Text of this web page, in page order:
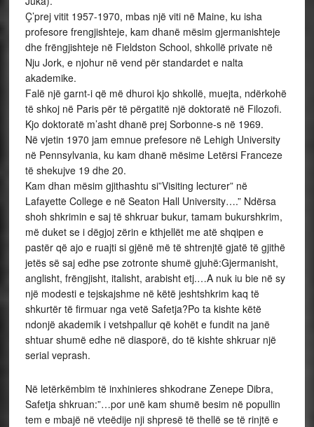
Ç’prej vitit 1957-1970, mbas një viti në Maine, ku isha
profesore frengjishteje, kam dhanë mësim gjermanishteje
dhe frëngjishteje në Fieldston School, shkollë private në
Nju Jork, e njohur në vend për standardet e nalta
akademike.
Falë një garnt-i që më dhuroi kjo shkollë, muejta, ndërkohë
të shkoj në Paris për të përgatitë një doktoratë në Filozofi.
Kjo doktoratë m’asht dhanë prej Sorbonne-s në 1969.
Në vjetin 1970 jam emnue prefesore në Lehigh University
në Pennsylvania, ku kam dhanë mësime Letërsi Franceze
të shekujve 19 dhe 20.
Kam dhan mësim gjithashtu si”Visiting lecturer” në
Lafayette College e në Seaton Hall University….” Ndërsa
shoh shkrimin e saj të shkruar bukur, tamam bukurshkrim,
më duket se i dëgjoj zërin e kthjellët me atë shqipen e
pastër që ajo e ruajti si gjënë më të shtrenjtë gjatë të gjithë
jetës së saj edhe pse zotronte shumë gjuhë:Gjermanisht,
anglisht, frëngjisht, italisht, arabisht etj.…A nuk iu bie në sy
një modesti e tejskajshme në këtë jeshtshkrim kaq të
shkurtër të firmuar nga vetë Safetja?Po ta kishte këtë
ndonjë akademik i vetshpallur që kohët e fundit na janë
shtuar shumë edhe në diasporë, do të kishte shkruar një
serial veprash.
Në letërkëmbim të inxhinieres shkodrane Zenepe Dibra,
Safetja shkruan:”…por unë kam shumë besim në popullin
tem e mbajë në vteëdije nji shpresë të thellë se të rinjtë e